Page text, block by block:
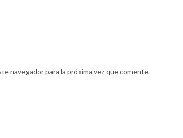
navegador para la próxima vez que comente.